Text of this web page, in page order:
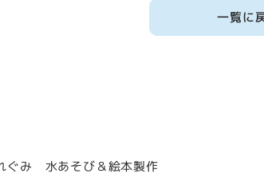
一覧に
ぐみ 水あそび＆絵本製作